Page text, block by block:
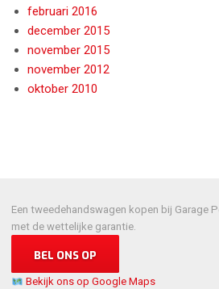
februari 2016
december 2015
november 2015
november 2012
oktober 2010
Een tweedehandswagen kopen bij Garage
met de wettelijke garantie.
BEL ONS OP
Bekijk ons op Google Maps